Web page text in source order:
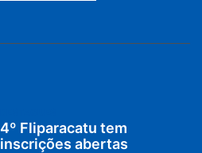
4º Fliparacatu tem
inscrições abertas